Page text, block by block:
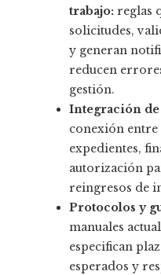
trabajo: reglas
solicitudes,
y generan
reducen
gestión.
Integración de
conexión entre
expedientes,
autorización
reingresos de
Protocolos y
manuales
especifican
esperados y